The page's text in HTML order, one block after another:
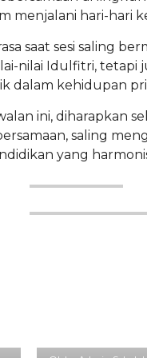
menjalani hari-hari
saat sesi saling
nilai Idulfitri,
dalam kehidupan
ini, diharapkan
saling
yang